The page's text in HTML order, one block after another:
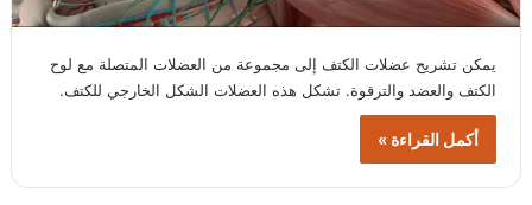
يمكن تشريح عضلات الكتف إلى مجموعة من العضلات المتصلة مع لوح
الكتف والعضد والترقوة. تشكل هذه العضلات الشكل الخارجي للكتف.
أكمل القراءة »